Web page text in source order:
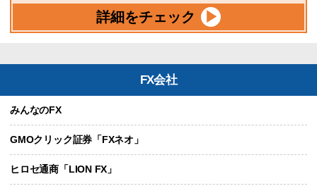
詳細をチェック
FX会社
みんなのFX
GMOクリック証券「FXネオ」
ヒロセ通商「LION FX」